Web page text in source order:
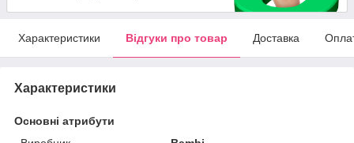
Характеристики Відгуки про товар Доставка
Характеристики
Основні атрибути